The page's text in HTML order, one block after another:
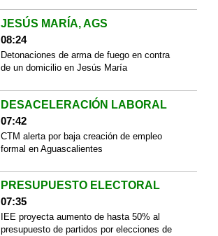
JESÚS MARÍA, AGS
08:24
Detonaciones de arma de fuego en contra
de un domicilio en Jesús María
DESACELERACIÓN LABORAL
07:42
CTM alerta por baja creación de empleo
formal en Aguascalientes
PRESUPUESTO ELECTORAL
07:35
IEE proyecta aumento de hasta 50% al
presupuesto de partidos por elecciones de